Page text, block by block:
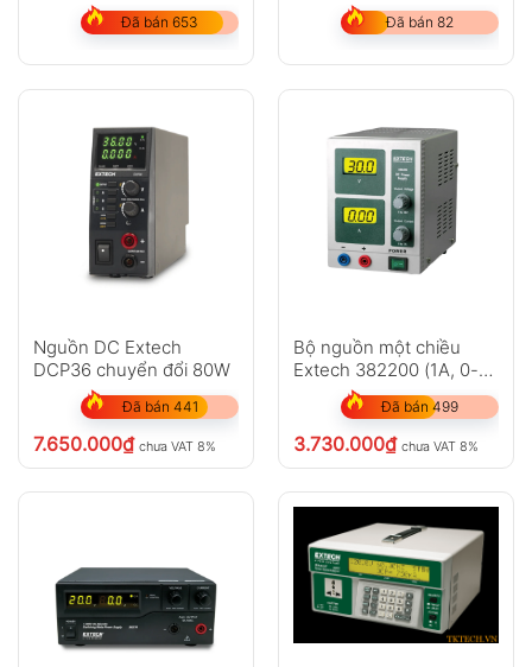
XLN30052-GL
Đã bán 653 Đã bán 82
Nguồn DC Extech
DCP36 chuyển đổi 80W
Đã bán 441
7.650.000₫ chưa VAT 8%
Bộ nguồn một chiều
Extech 382200 (1A, 0-
Đã bán 499
3.730.000₫ chưa VAT 8%